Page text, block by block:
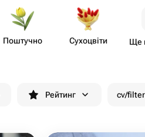
Поштучно Сухоцвіти Ще
Рейтинг cv/